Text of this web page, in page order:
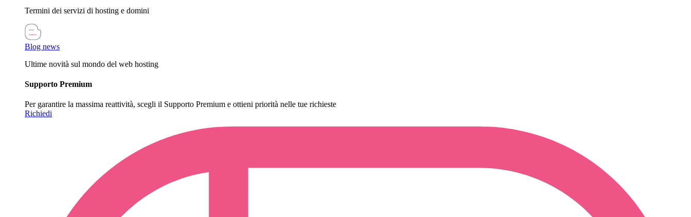
Termini dei servizi di hosting e domini
Blog news
Ultime novità sul mondo del web hosting
Supporto Premium
Per garantire la massima reattività, scegli il Supporto Premium e ottieni priorità nelle tue richieste
Richiedi